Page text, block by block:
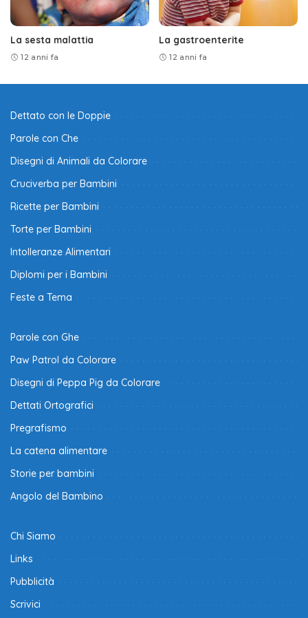
La sesta malattia
12 anni fa
La gastroenterite
12 anni fa
Dettato con le Doppie
Parole con Che
Disegni di Animali da Colorare
Cruciverba per Bambini
Ricette per Bambini
Torte per Bambini
Intolleranze Alimentari
Diplomi per i Bambini
Feste a Tema
Parole con Ghe
Paw Patrol da Colorare
Disegni di Peppa Pig da Colorare
Dettati Ortografici
Pregrafismo
La catena alimentare
Storie per bambini
Angolo del Bambino
Chi Siamo
Links
Pubblicità
Scrivici